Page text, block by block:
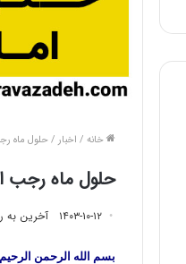
خانه / اخبار /حلول ماه
حلول ماه رجب
۱۴۰۳-۱۰-۱۲ آخرین به روز
بسم الله الرحمن الرحيم